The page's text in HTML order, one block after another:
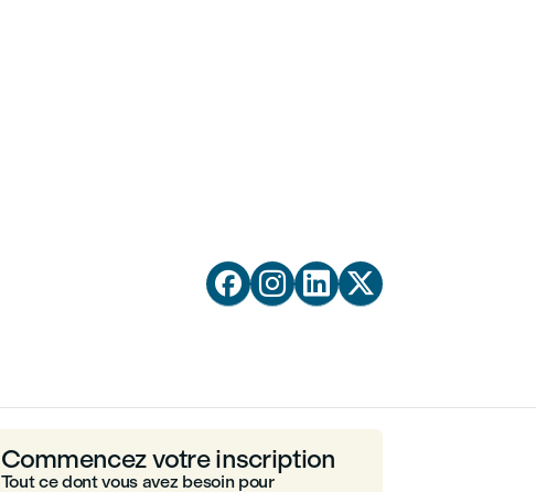
   
Commencez votre inscription
Tout ce dont vous avez besoin pour